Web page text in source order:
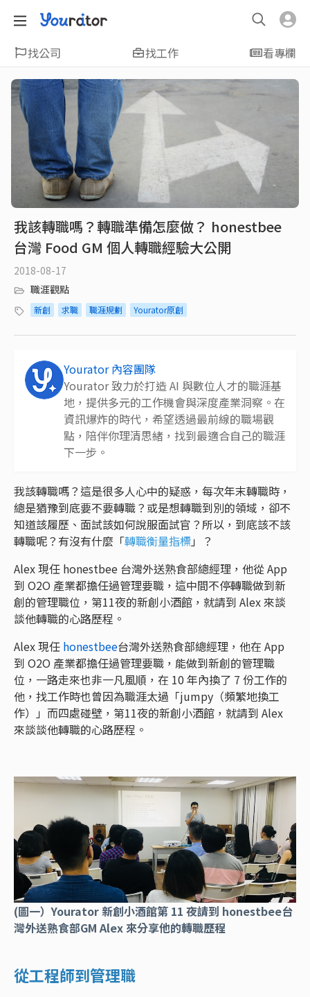
找公司 找工作 看專欄
我該轉職嗎？轉職準備怎麼做？ honestbee
台灣 Food GM 個人轉職經驗大公開
2018-08-17
職涯觀點
新創 求職 職涯規劃 Yourator原創
Yourator 內容團隊
Yourator 致力於打造 AI 與數位人才的職涯基
地，提供多元的工作機會與深度產業洞察。在
資訊爆炸的時代，希望透過最前線的職場觀
點，陪伴你理清思緒，找到最適合自己的職涯
下一步。
我該轉職嗎？這是很多人心中的疑惑，每次年末轉職時，
總是猶豫到底要不要轉職？或是想轉職到別的領域，卻不
知道該履歷、面試該如何說服面試官？所以，到底該不該
轉職呢？有沒有什麼「轉職衡量指標」？
Alex 現任 honestbee 台灣外送熟食部總經理，他從 App
到 O2O 產業都擔任過管理要職，這中間不停轉職做到新
創的管理職位，第11夜的新創小酒館，就請到 Alex 來談
談他轉職的心路歷程。
Alex 現任 honestbee台灣外送熟食部總經理，他在 App
到 O2O 產業都擔任過管理要職，能做到新創的管理職
位，一路走來也非一凡風順，在 10 年內換了 7 份工作的
他，找工作時也曾因為職涯太過「jumpy（頻繁地換工
作）」而四處碰壁，第11夜的新創小酒館，就請到 Alex
來談談他轉職的心路歷程。
(圖一）Yourator 新創小酒館第 11 夜請到 honestbee台
灣外送熟食部GM Alex 來分享他的轉職歷程
從工程師到管理職